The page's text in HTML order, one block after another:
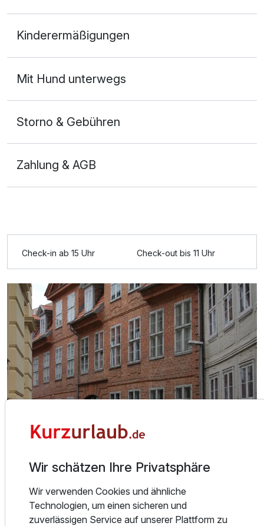
2 Erwachsene und 1 Kind
Zusatznächte
Zusatznächte
Für 3 Tage p.P. ab 310,00 €
Kinderermäßigungen
Mit Hund unterwegs
Storno & Gebühren
Zahlung & AGB
Check-in ab 15 Uhr Check-out bis 11 Uhr
Über das Hotel
Kurzurlaub.de Testhotel - bitte diese Hotel nicht buchen!
Wir schätzen Ihre Privatsphäre
Wir verwenden Cookies und ähnliche
Technologien, um einen sicheren und
zuverlässigen Service auf unserer Plattform zu